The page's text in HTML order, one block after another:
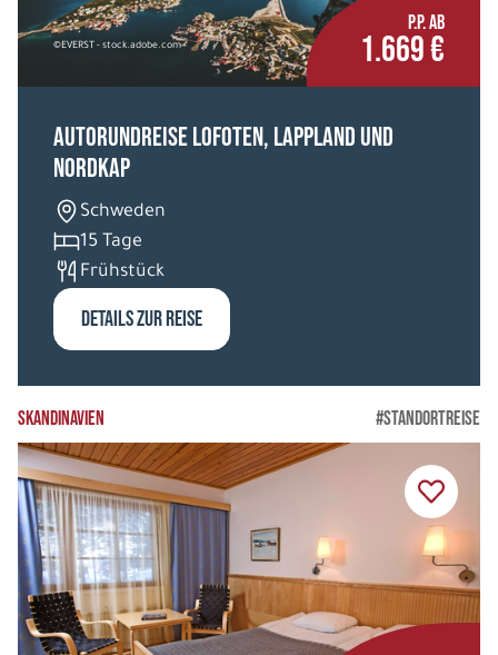
©EVERST - stock.adobe.com
P.P. AB
1.669 €
Autorundreise Lofoten, Lappland und
Nordkap
Schweden
15 Tage
Frühstück
DETAILS ZUR REISE
SKANDINAVIEN #STANDORTREISE